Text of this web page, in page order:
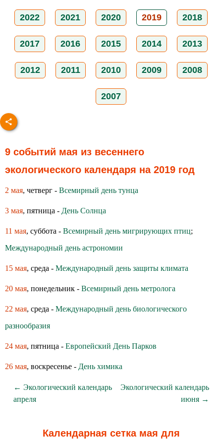
2022 2021 2020 2019 2018
2017 2016 2015 2014 2013
2012 2011 2010 2009 2008
2007
9 событий мая из весеннего
экологического календаря на 2019 год
2 мая, четверг - Всемирный день тунца
3 мая, пятница - День Солнца
11 мая, суббота - Всемирный день мигрирующих птиц;
Международный день астрономии
15 мая, среда - Международный день защиты климата
20 мая, понедельник - Всемирный день метролога
22 мая, среда - Международный день биологического
разнообразия
24 мая, пятница - Европейский День Парков
26 мая, воскресенье - День химика
← Экологический календарь
апреля
Экологический календарь
июня →
Календарная сетка мая для